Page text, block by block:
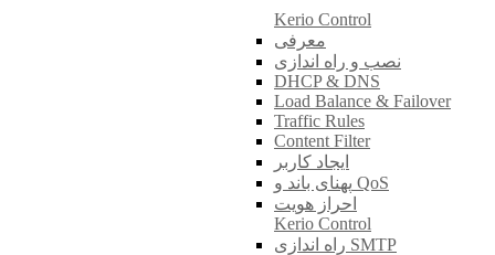
Kerio Control
معرفی
نصب و راه اندازی
DHCP & DNS
Load Balance & Failover
Traffic Rules
Content Filter
ایجاد کاربر
پهنای باند و QoS
احراز هویت
Kerio Control
راه اندازی SMTP